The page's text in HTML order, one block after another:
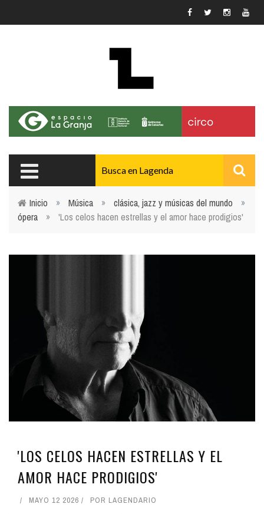
Usted está aquí
Inicio » Música » clásica, jazz y músicas del mundo
»
ópera
» 'Los celos hacen estrellas y el amor hace prodigios'
'LOS CELOS HACEN ESTRELLAS Y EL
AMOR HACE PRODIGIOS'
MAYO 12 2026 POR LAGENDARIO